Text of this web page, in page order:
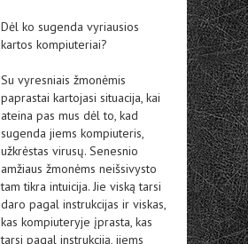
Dėl ko sugenda vyriausios
kartos kompiuteriai?
Su vyresniais žmonėmis
paprastai kartojasi situacija, kai
ateina pas mus dėl to, kad
sugenda jiems kompiuteris,
užkrėstas virusų. Senesnio
amžiaus žmonėms neišsivysto
tam tikra intuicija. Jie viską tarsi
daro pagal instrukcijas ir viskas,
kas kompiuteryje įprasta, kas
tarsi pagal instrukciją, jiems